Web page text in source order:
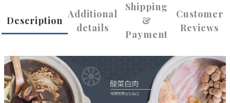
Description
Additional
details
Shipping
&
Payment
Customer
Reviews